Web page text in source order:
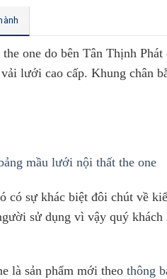
one do bên Tân Thịnh Phát
lưới cao cấp. Khung chân
mầu lưới nội thất the one
có sự khác biệt đôi chút về
sử dụng vì vậy quý
là sản phẩm mới theo thông